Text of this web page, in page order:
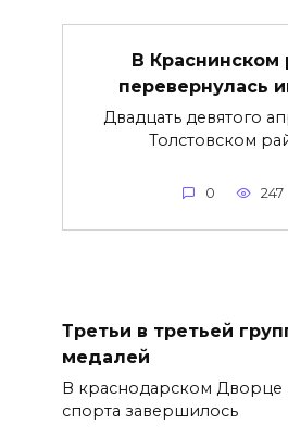
В Краснинском
перевернулась
Двадцать девятого
Толстовском
0 247
Третьи в третьей
медалей
В краснодарском Дворце
спорта завершилось